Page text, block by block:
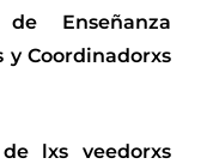
Enseñanza
y Coordinadorxs
lxs veedorxs